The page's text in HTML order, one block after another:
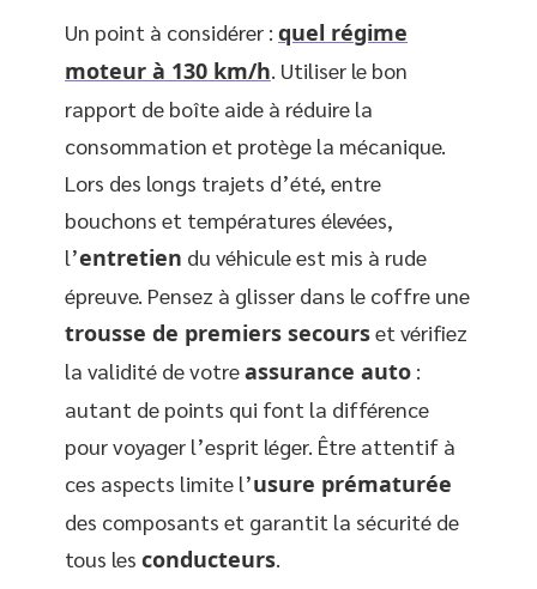
Un point à considérer : quel régime
moteur à 130 km/h. Utiliser le bon
rapport de boîte aide à réduire la
consommation et protège la mécanique.
Lors des longs trajets d’été, entre
bouchons et températures élevées,
l’entretien du véhicule est mis à rude
épreuve. Pensez à glisser dans le coffre une
trousse de premiers secourset vérifiez
la validité de votreassurance auto :
autant de points qui font la différence
pour voyager l’esprit léger. Être attentif à
ces aspects limite l’usure prématurée
des composants et garantit la sécurité de
tous les conducteurs.